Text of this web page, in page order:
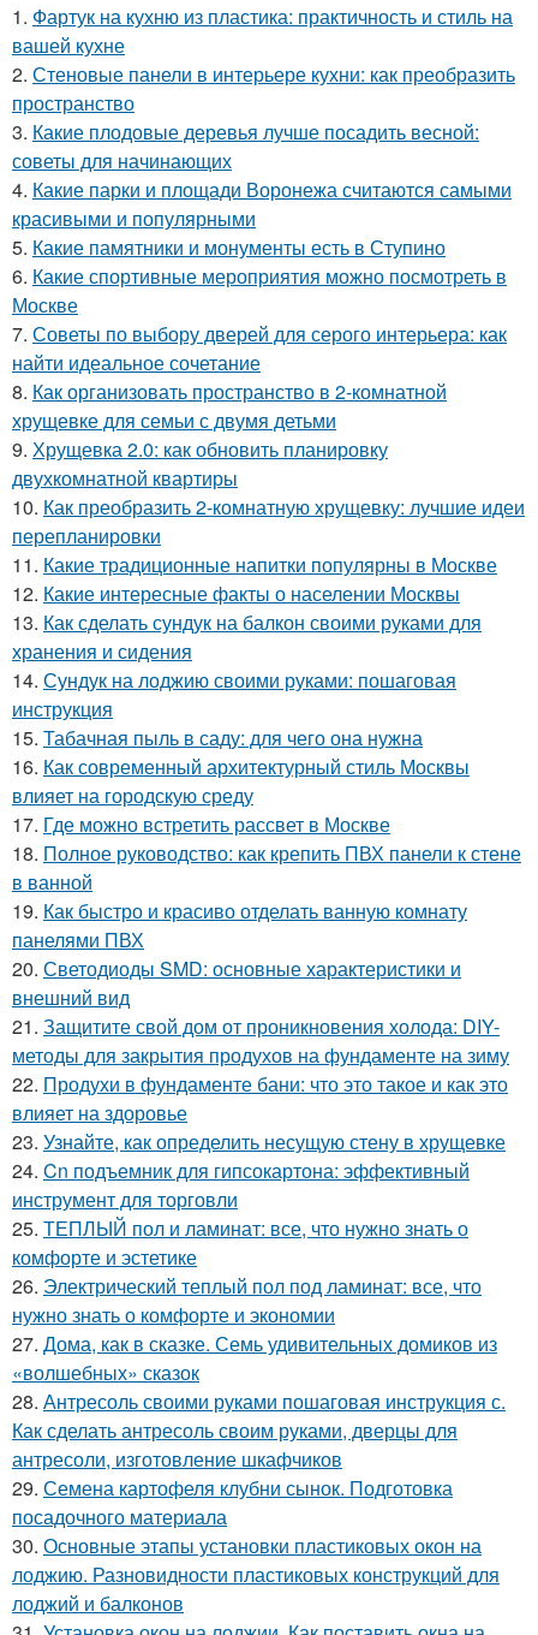
1. Фартук на кухню из пластика: практичность и стиль на
вашей кухне
2. Стеновые панели в интерьере кухни: как преобразить
пространство
3. Какие плодовые деревья лучше посадить весной:
советы для начинающих
4. Какие парки и площади Воронежа считаются самыми
красивыми и популярными
5. Какие памятники и монументы есть в Ступино
6. Какие спортивные мероприятия можно посмотреть в
Москве
7. Советы по выбору дверей для серого интерьера: как
найти идеальное сочетание
8. Как организовать пространство в 2-комнатной
хрущевке для семьи с двумя детьми
9. Хрущевка 2.0: как обновить планировку
двухкомнатной квартиры
10. Как преобразить 2-комнатную хрущевку: лучшие идеи
перепланировки
11. Какие традиционные напитки популярны в Москве
12. Какие интересные факты о населении Москвы
13. Как сделать сундук на балкон своими руками для
хранения и сидения
14. Сундук на лоджию своими руками: пошаговая
инструкция
15. Табачная пыль в саду: для чего она нужна
16. Как современный архитектурный стиль Москвы
влияет на городскую среду
17. Где можно встретить рассвет в Москве
18. Полное руководство: как крепить ПВХ панели к стене
в ванной
19. Как быстро и красиво отделать ванную комнату
панелями ПВХ
20. Светодиоды SMD: основные характеристики и
внешний вид
21. Защитите свой дом от проникновения холода: DIY-
методы для закрытия продухов на фундаменте на зиму
22. Продухи в фундаменте бани: что это такое и как это
влияет на здоровье
23. Узнайте, как определить несущую стену в хрущевке
24. Cn подъемник для гипсокартона: эффективный
инструмент для торговли
25. ТЕПЛЫЙ пол и ламинат: все, что нужно знать о
комфорте и эстетике
26. Электрический теплый пол под ламинат: все, что
нужно знать о комфорте и экономии
27. Дома, как в сказке. Семь удивительных домиков из
«волшебных» сказок
28. Антресоль своими руками пошаговая инструкция с.
Как сделать антресоль своим руками, дверцы для
антресоли, изготовление шкафчиков
29. Семена картофеля клубни сынок. Подготовка
посадочного материала
30. Основные этапы установки пластиковых окон на
лоджию. Разновидности пластиковых конструкций для
лоджий и балконов